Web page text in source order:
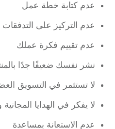
عدم كتابة خطة عمل
عدم التركيز على التدفقات
عدم تقييم فكرة عملك
نشر نفسك ضعيفًا جدًا
لا تستثمر في التسويق
لا يفكر في الهدايا المجانية
عدم الاستعانة بمساعدة